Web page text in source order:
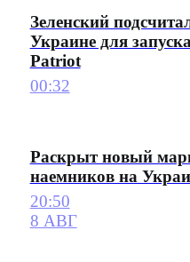
Зеленский
Украине для
Patriot
00:32
Раскрыт новый
наемников на
20:50
8 АВГ